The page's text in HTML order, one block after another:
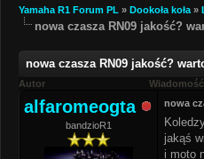
Yamaha R1 Forum PL » Dookoła koła »
nowa czasza RN09 jakość?
nowa czasza RN09 jakość?
Autor Wiadomość
alfaromeogta
bandzioR1
nowa
jakąś
i moto